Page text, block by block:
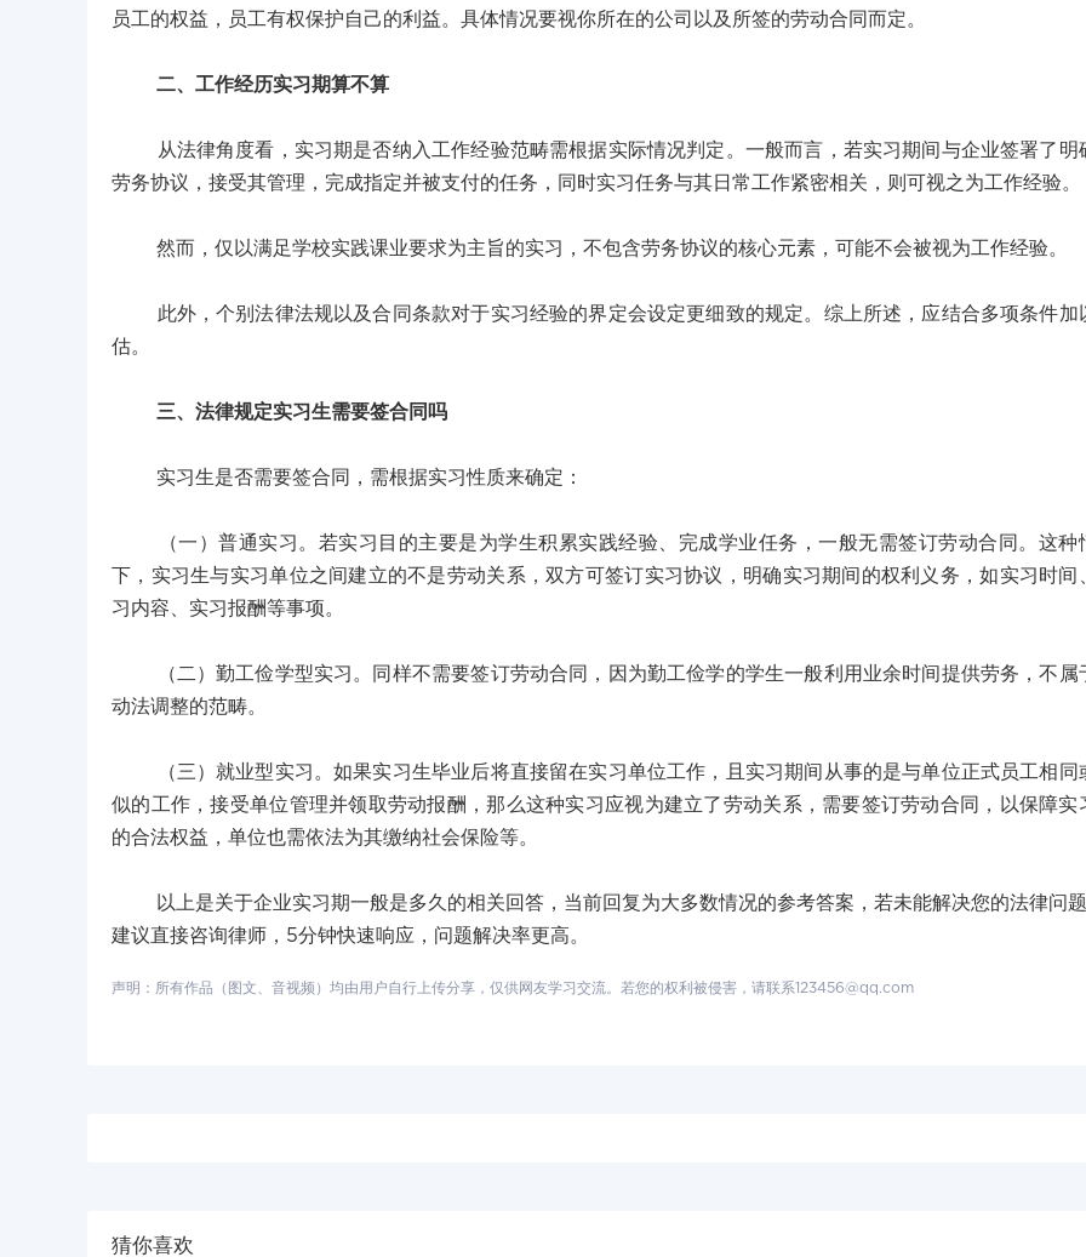
员工的权益，员工有权保护自己的利益。具体情况要视你所在的公司以及所签的劳动合同而定。
二、工作经历实习期算不算
从法律角度看，实习期是否纳入工作经验范畴需根据实际情况判定。一般而言，若实习期间与企业签署了明
劳务协议，接受其管理，完成指定并被支付的任务，同时实习任务与其日常工作紧密相关，则可视之为工作经验。
然而，仅以满足学校实践课业要求为主旨的实习，不包含劳务协议的核心元素，可能不会被视为工作经验。
此外，个别法律法规以及合同条款对于实习经验的界定会设定更细致的规定。综上所述，应结合多项条件加
估。
三、法律规定实习生需要签合同吗
实习生是否需要签合同，需根据实习性质来确定：
（一）普通实习。若实习目的主要是为学生积累实践经验、完成学业任务，一般无需签订劳动合同。这种
下，实习生与实习单位之间建立的不是劳动关系，双方可签订实习协议，明确实习期间的权利义务，如实习时间
习内容、实习报酬等事项。
（二）勤工俭学型实习。同样不需要签订劳动合同，因为勤工俭学的学生一般利用业余时间提供劳务，不属
动法调整的范畴。
（三）就业型实习。如果实习生毕业后将直接留在实习单位工作，且实习期间从事的是与单位正式员工相同
似的工作，接受单位管理并领取劳动报酬，那么这种实习应视为建立了劳动关系，需要签订劳动合同，以保障实
的合法权益，单位也需依法为其缴纳社会保险等。
以上是关于企业实习期一般是多久的相关回答，当前回复为大多数情况的参考答案，若未能解决您的法律问
建议直接咨询律师，5分钟快速响应，问题解决率更高。
声明：所有作品（图文、音视频）均由用户自行上传分享，仅供网友学习交流。若您的权利被侵害，请联系123456@qq.com
猜你喜欢